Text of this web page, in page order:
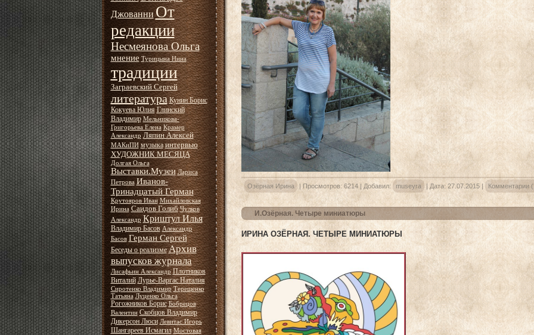
Джованни От
редакции
Несмеянова Ольга
мнение Турицына Нина
традиции
Заграевский Сергей
литература Кунин Борис
Кокуева Юлия Глинский
Владимир Мельникова-
Григорьева Елена Крамер
Александр Ляпин Алексей
МАКиПИ музыка интервью
ХУДОЖНИК МЕСЯЦА
Долгая Ольга
Выставки.Музеи Лариса
Петрова Иванов-
Тринадцатый Герман
Крутояров Иван Михайловская
Ирина Саидов Голиб Чулков
Александр Криштул Илья
Владимир Басов Александр
Басов Герман Сергей
Беседы о реализме Архив
выпусков журнала
Лисафьин Александр Плотников
Виталий Лурье-Варгас Наталия
Сиротенко Владимир Терещенко
Татьяна Луценко Ольга
Рогожников Борис Бобрецов
Валентин Скобцов Владимир
Дикерсон Люси Левитас Игорь
Шангареев Исмагил Мостовая
Озёрная Ирина | Просмотров: 6214| Добавил: museyra | Дата: 27.07.2015 | Комментарии
И.Озёрная. Четыре миниатюры
ИРИНА ОЗЁРНАЯ. ЧЕТЫРЕ МИНИАТЮРЫ